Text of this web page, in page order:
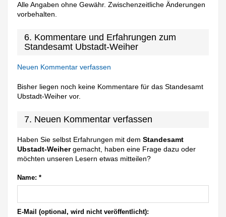
Alle Angaben ohne Gewähr. Zwischenzeitliche Änderungen
vorbehalten.
6. Kommentare und Erfahrungen zum
Standesamt Ubstadt-Weiher
Neuen Kommentar verfassen
Bisher liegen noch keine Kommentare für das Standesamt
Ubstadt-Weiher vor.
7. Neuen Kommentar verfassen
Haben Sie selbst Erfahrungen mit demStandesamt
Ubstadt-Weihergemacht, haben eine Frage dazu oder
möchten unseren Lesern etwas mitteilen?
Name: *
E-Mail (optional, wird nicht veröffentlicht):